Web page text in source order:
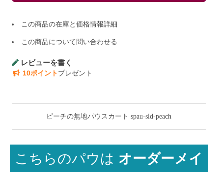
この商品の在庫と価格情報詳細
この商品について問い合わせる
レビューを書く
10ポイントプレゼント
ピーチの無地パウスカート spau-sld-peach
こちらのパウは オーダーメイ